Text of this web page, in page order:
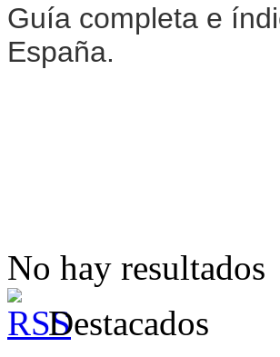
Guía completa e
España.
No hay resultados
Destacados